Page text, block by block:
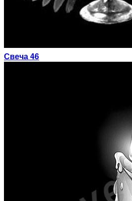
Свеча 46